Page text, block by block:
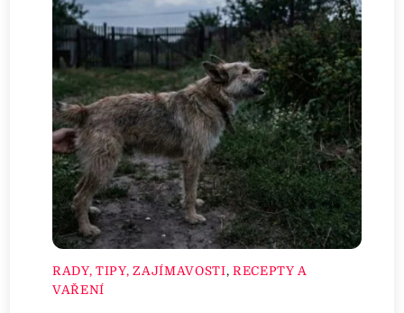
RADY, TIPY, ZAJÍMAVOSTI, RECEPTY A
VAŘENÍ